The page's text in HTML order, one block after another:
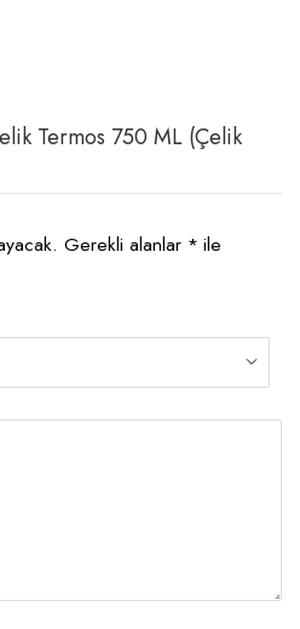
Termos 750 ML (Çelik
Gerekli alanlar * ile